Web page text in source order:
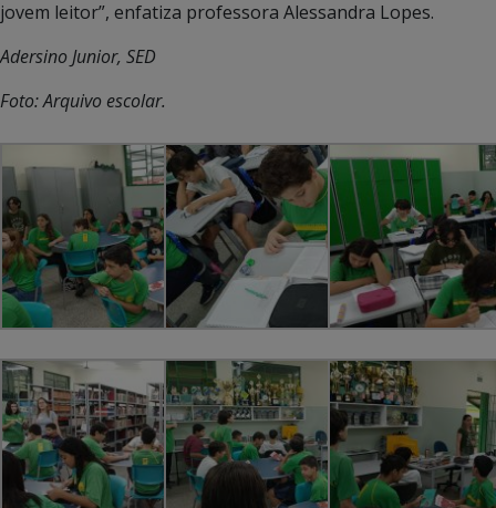
jovem leitor”, enfatiza professora Alessandra Lopes.
Adersino Junior, SED
Foto: Arquivo escolar.